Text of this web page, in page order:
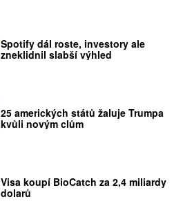
Spotify dál roste, investory ale
zneklidnil slabší výhled
25 amerických států žaluje Trumpa
kvůli novým clům
Visa koupí BioCatch za 2,4 miliardy
dolarů